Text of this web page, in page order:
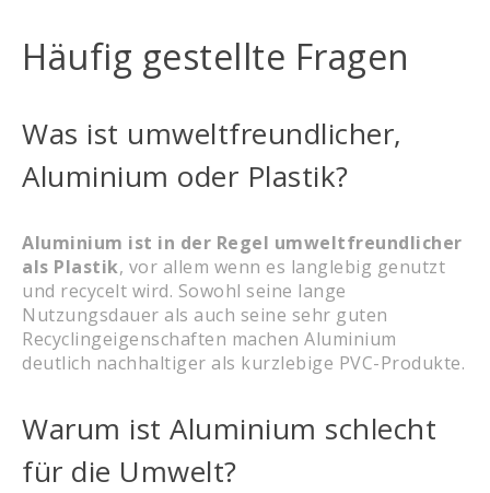
Häufig gestellte Fragen
Was ist umweltfreundlicher,
Aluminium oder Plastik?
Aluminium ist in der Regel umweltfreundlicher
als Plastik, vor allem wenn es langlebig genutzt
und recycelt wird. Sowohl seine lange
Nutzungsdauer als auch seine sehr guten
Recyclingeigenschaften machen Aluminium
deutlich nachhaltiger als kurzlebige PVC-Produkte.
Warum ist Aluminium schlecht
für die Umwelt?